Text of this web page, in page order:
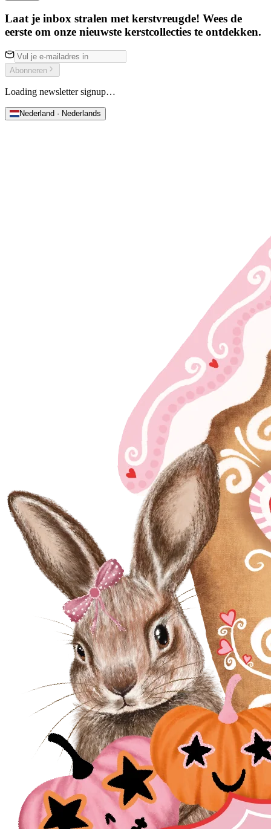
Laat je inbox stralen met kerstvreugde! Wees de
eerste om onze nieuwste kerstcollecties te ontdekken.
Abonneren
Loading newsletter signup…
Nederland · Nederlands